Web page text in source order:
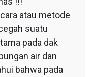
atau metode
suatu
pada dak
air dan
bahwa pada